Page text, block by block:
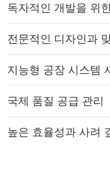
독자적인 개발을 위
전문적인 디자인과
지능형 공장 시스템
국제 품질 공급 관리
높은 효율성과 사려